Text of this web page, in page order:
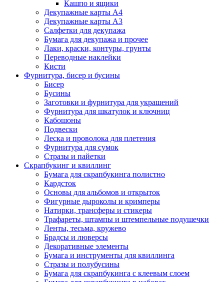
Кашпо и ящики
Декупажные карты А4
Декупажные карты А3
Салфетки для декупажа
Бумага для декупажа и прочее
Лаки, краски, контуры, грунты
Переводные наклейки
Кисти
Фурнитура, бисер и бусины
Бисер
Бусины
Заготовки и фурнитура для украшений
Фурнитура для шкатулок и ключниц
Кабошоны
Подвески
Леска и проволока для плетения
Фурнитура для сумок
Стразы и пайетки
Скрапбукинг и квиллинг
Бумага для скрапбукинга полистно
Кардсток
Основы для альбомов и открыток
Фигурные дыроколы и кримперы
Натирки, трансферы и стикеры
Трафареты, штампы и штемпельные подушечки
Ленты, тесьма, кружево
Брадсы и люверсы
Декоративные элементы
Бумага и инструменты для квиллинга
Стразы и полубусины
Бумага для скрапбукинга с клеевым слоем